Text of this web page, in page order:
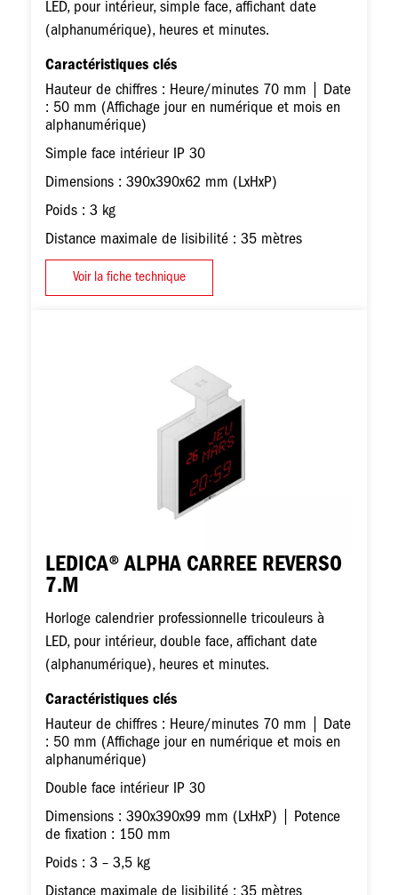
LED, pour intérieur, simple face, affichant date
(alphanumérique), heures et minutes.
Caractéristiques clés
Hauteur de chiffres : Heure/minutes 70 mm | Date
: 50 mm (Affichage jour en numérique et mois en
alphanumérique)
Simple face intérieur IP 30
Dimensions : 390x390x62 mm (LxHxP)
Poids : 3 kg
Distance maximale de lisibilité : 35 mètres
Voir la fiche technique
LEDICA® ALPHA CARREE REVERSO
7.M
Horloge calendrier professionnelle tricouleurs à
LED, pour intérieur, double face, affichant date
(alphanumérique), heures et minutes.
Caractéristiques clés
Hauteur de chiffres : Heure/minutes 70 mm | Date
: 50 mm (Affichage jour en numérique et mois en
alphanumérique)
Double face intérieur IP 30
Dimensions : 390x390x99 mm (LxHxP) | Potence
de fixation : 150 mm
Poids : 3 – 3,5 kg
Distance maximale de lisibilité : 35 mètres